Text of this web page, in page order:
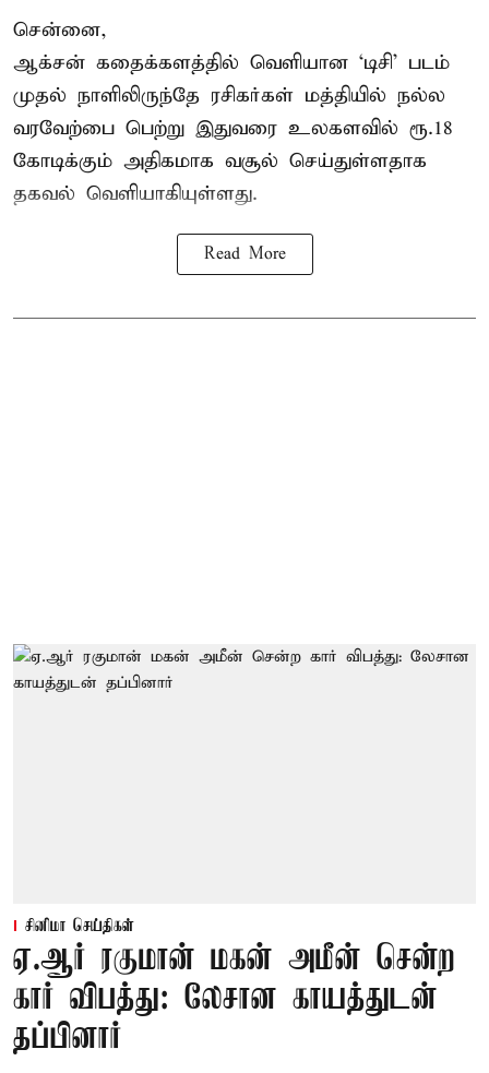
சென்னை,
ஆக்சன் கதைக்களத்தில் வெளியான ‘டிசி’ படம்
முதல் நாளிலிருந்தே ரசிகர்கள் மத்தியில் நல்ல
வரவேற்பை பெற்று இதுவரை உலகளவில் ரூ.18
கோடிக்கும் அதிகமாக வசூல் செய்துள்ளதாக
தகவல் வெளியாகியுள்ளது.
Read More
சினிமா செய்திகள்
ஏ.ஆர் ரகுமான் மகன் அமீன் சென்ற
கார் விபத்து: லேசான காயத்துடன்
தப்பினார்